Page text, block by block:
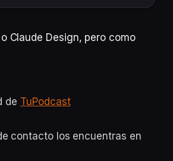
Claude Design, pero como
de TuPodcast
contacto los encuentras en